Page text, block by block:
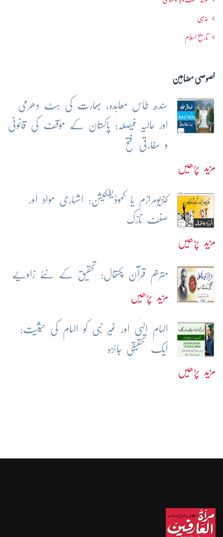
مذہبی
تاریخ اسلام
خصوصی مضامین
سندھ طاس معاہدہ، بھارت کی ہٹ دھرمی
اور حالیہ فیصلہ: پاکستان کے مؤقف کی قانونی
و سفارتی فتح
مزید پڑھیں
کنزیومرازم یا کموڈیفکیشن: اشہاری مواد اور
صنف نازک
مزید پڑھیں
مترجم قرآن پکتھال: تحقیق کے نئے زاویے
مزید پڑھیں
الہامِ الہٰی اور غیر نبی کو الہام کی حیثیت:
ایک تحقیقی جائزہ
مزید پڑھیں